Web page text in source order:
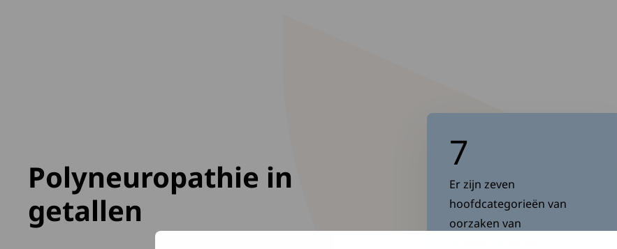
Polyneuropathie in
getallen
7
Er zijn zeven
hoofdcategorieën van
oorzaken van